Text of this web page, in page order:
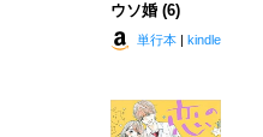
ウソ婚 (6)
単行本 kindle